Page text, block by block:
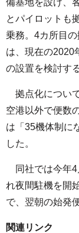
備基地を設け、
とパイロットも
乗務。4カ所目
は、現在の2020
の設置を検討する
拠点化につい
空港以外で便数
は「35機体制に
した。
同社では今年4
れ夜間駐機を開
で、翌朝の始発
関連リンク